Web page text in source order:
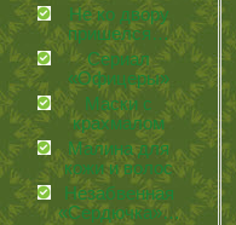
Не ко двору
пришелся…
Сериал
«Офицеры»
Маски с
крахмалом
Малина для
кожи и волос
Незабвенная
«Сердючка»…